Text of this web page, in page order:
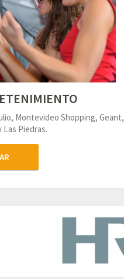
Montevideo Shopping, Geant,
Piedras.